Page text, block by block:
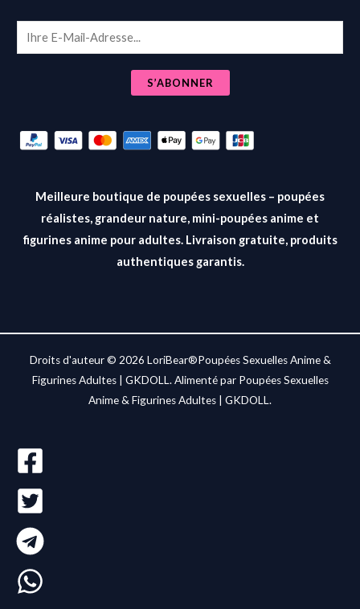
m
S’ABONNER
Meilleure boutique de poupées sexuelles – poupées
réalistes, grandeur nature, mini-poupées anime et
figurines anime pour adultes. Livraison gratuite, produits
authentiques garantis.
Droits d'auteur © 2026 LoriBear®Poupées Sexuelles Anime &
Figurines Adultes | GKDOLL. Alimenté par Poupées Sexuelles
Anime & Figurines Adultes | GKDOLL.